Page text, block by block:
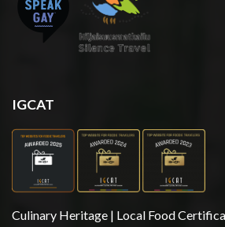
IGCAT
Culinary Heritage | Local Food